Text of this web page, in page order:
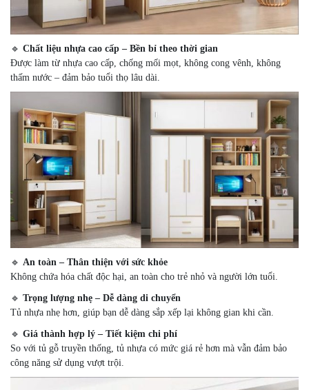
🔹 Chất liệu nhựa cao cấp – Bền bỉ theo thời gian
Được làm từ nhựa cao cấp, chống mối mọt, không cong vênh, không
thấm nước – đảm bảo tuổi thọ lâu dài.
🔹 An toàn – Thân thiện với sức khỏe
Không chứa hóa chất độc hại, an toàn cho trẻ nhỏ và người lớn tuổi.
🔹 Trọng lượng nhẹ – Dễ dàng di chuyển
Tủ nhựa nhẹ hơn, giúp bạn dễ dàng sắp xếp lại không gian khi cần.
🔹 Giá thành hợp lý – Tiết kiệm chi phí
So với tủ gỗ truyền thống, tủ nhựa có mức giá rẻ hơn mà vẫn đảm bảo
công năng sử dụng vượt trội.